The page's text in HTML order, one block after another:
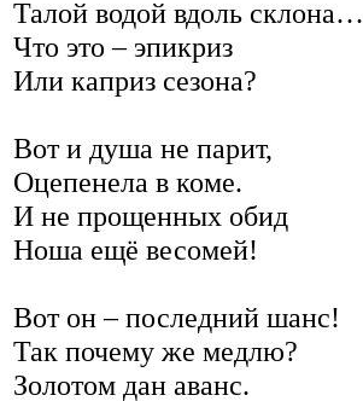
Талой водой вдоль склона…
Что это – эпикриз
Или каприз сезона?
Вот и душа не парит,
Оцепенела в коме.
И не прощенных обид
Ноша ещё весомей!
Вот он – последний шанс!
Так почему же медлю?
Золотом дан аванс.